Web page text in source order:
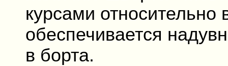
курсами относительно
обеспечивается
в борта.